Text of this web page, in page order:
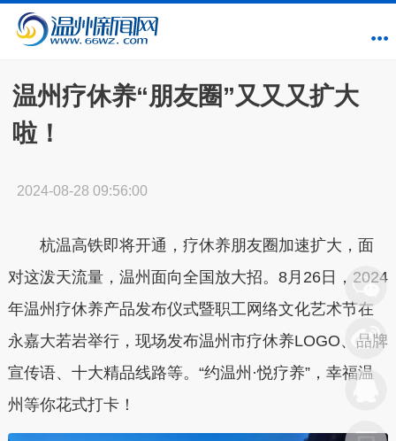
温州疗休养“朋友圈”又又又扩大
啦！
2024-08-28 09:56:00
杭温高铁即将开通，疗休养朋友圈加速扩大，面
对这泼天流量，温州面向全国放大招。8月26日，2024
年温州疗休养产品发布仪式暨职工网络文化艺术节在
永嘉大若岩举行，现场发布温州市疗休养LOGO、品牌
宣传语、十大精品线路等。“约温州·悦疗养”，幸福温
州等你花式打卡！